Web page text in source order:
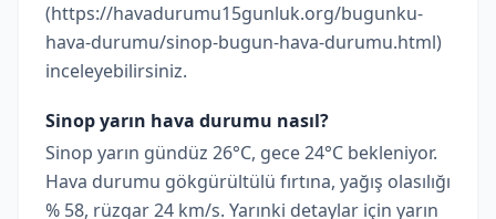
(https://havadurumu15gunluk.org/bugunku-
hava-durumu/sinop-bugun-hava-durumu.html)
inceleyebilirsiniz.
Sinop yarın hava durumu nasıl?
Sinop yarın gündüz 26°C, gece 24°C bekleniyor.
Hava durumu gökgürültülü fırtına, yağış olasılığı
% 58, rüzgar 24 km/s. Yarınki detaylar için yarın